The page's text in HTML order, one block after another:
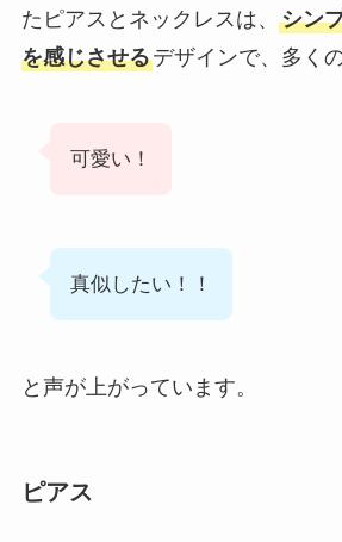
たピアスとネックレスは、 シン
を感じさせるデザインで、多く
可愛い！
真似したい！！
と声が上がっています。
ピアス